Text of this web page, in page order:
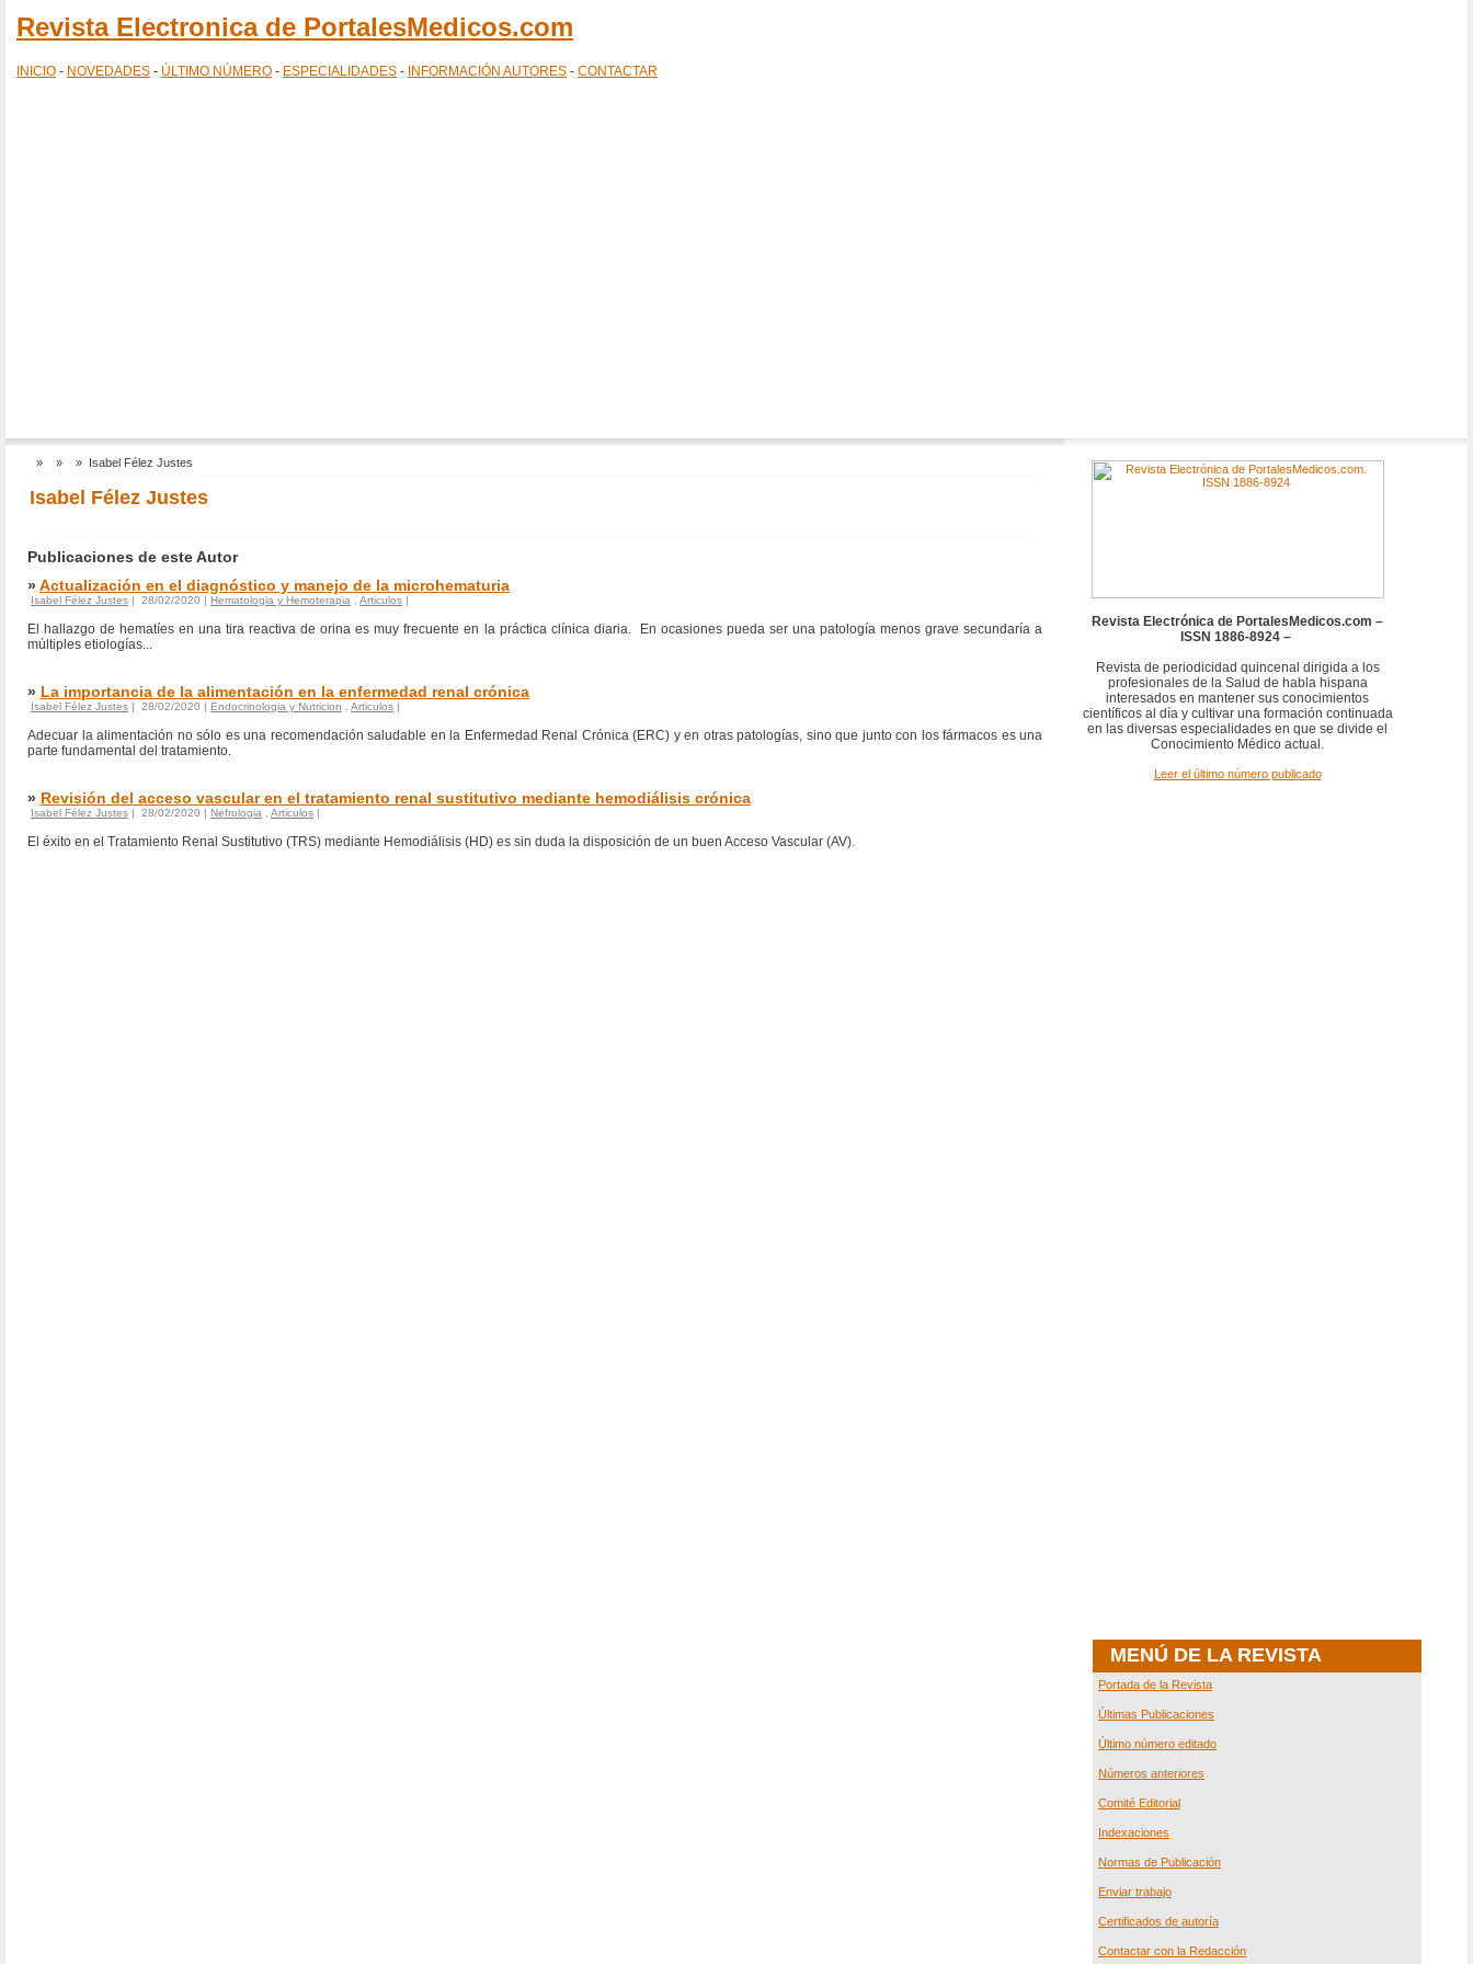
Revista Electronica de PortalesMedicos.com
INICIO - NOVEDADES - ÚLTIMO NÚMERO - ESPECIALIDADES - INFORMACIÓN AUTORES - CONTACTAR
» » » Isabel Félez Justes
Isabel Félez Justes
Publicaciones de este Autor
»Actualización en el diagnóstico y manejo de la microhematuria
Isabel Félez Justes | 28/02/2020 | Hematologia y Hemoterapia Articulos |
El hallazgo de hematíes en una tira reactiva de orina es muy frecuente en la práctica clínica diaria. En ocasiones pueda ser una patología menos grave secundaría a
múltiples etiologías...
» La importancia de la alimentación en la enfermedad renal crónica
Isabel Félez Justes | 28/02/2020 | Endocrinologia y Nutricion Articulos |
Adecuar la alimentación no sólo es una recomendación saludable en la Enfermedad Renal Crónica (ERC) y en otras patologías, sino que junto con los fármacos es una
parte fundamental del tratamiento.
» Revisión del acceso vascular en el tratamiento renal sustitutivo mediante hemodiálisis crónica
Isabel Félez Justes | 28/02/2020 | Nefrologia Articulos |
El éxito en el Tratamiento Renal Sustitutivo (TRS) mediante Hemodiálisis (HD) es sin duda la disposición de un buen Acceso Vascular (AV).
Revista Electrónica de PortalesMedicos.com –
ISSN 1886-8924 –
Revista de periodicidad quincenal dirigida a los
profesionales de la Salud de habla hispana
interesados en mantener sus conocimientos
científicos al día y cultivar una formación continuada
en las diversas especialidades en que se divide el
Conocimiento Médico actual.
Leer el último número publicado
MENÚ DE LA REVISTA
Portada de la Revista
Últimas Publicaciones
Último número editado
Números anteriores
Comité Editorial
Indexaciones
Normas de Publicación
Enviar trabajo
Certificados de autoría
Contactar con la Redacción